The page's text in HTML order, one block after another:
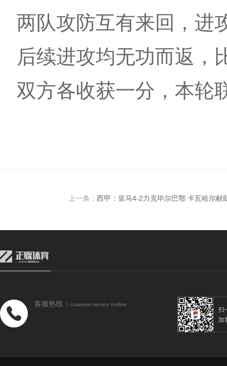
两队攻防互有来回，进
后续进攻均无功而返，
双方各收获一分，本轮
上一条： 西甲：皇马4-2力克毕尔巴鄂 卡瓦哈尔献
客服热线 | customer service hotline
扫
加